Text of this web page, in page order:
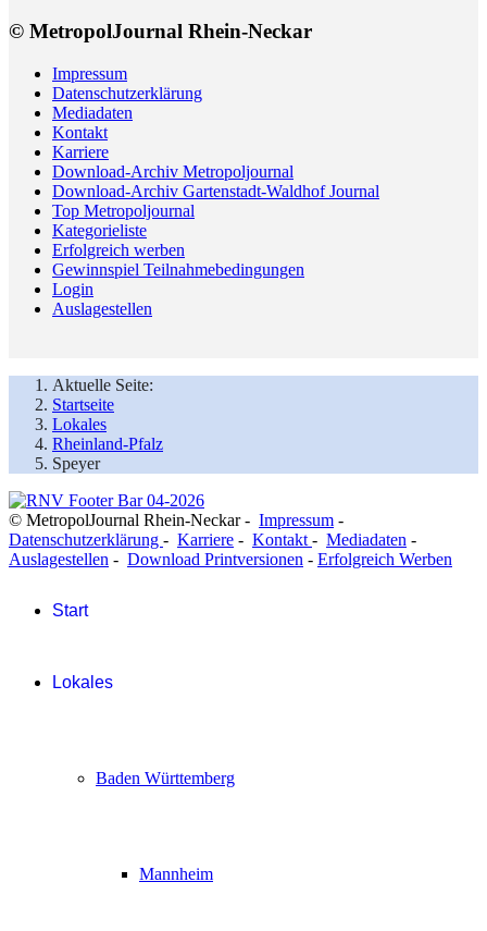
© MetropolJournal Rhein-Neckar
Impressum
Datenschutzerklärung
Mediadaten
Kontakt
Karriere
Download-Archiv Metropoljournal
Download-Archiv Gartenstadt-Waldhof Journal
Top Metropoljournal
Kategorieliste
Erfolgreich werben
Gewinnspiel Teilnahmebedingungen
Login
Auslagestellen
Aktuelle Seite:
Startseite
Lokales
Rheinland-Pfalz
Speyer
© MetropolJournal Rhein-Neckar - Impressum -
Datenschutzerklärung - Karriere - Kontakt - Mediadaten -
Auslagestellen - Download Printversionen - Erfolgreich Werben
Start
Lokales
Baden Württemberg
Mannheim